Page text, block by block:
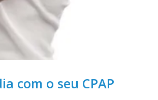
com o seu CPAP